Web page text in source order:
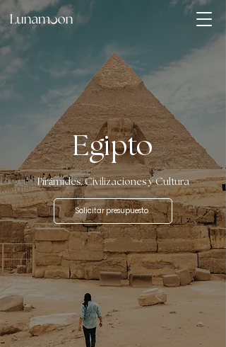
Egipto
Pirámides, Civilizaciones y Cultura
Solicitar presupuesto